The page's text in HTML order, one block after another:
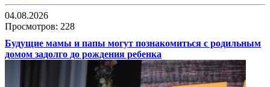
04.08.2026
Просмотров: 228
Будущие мамы и папы могут познакомиться с родильным
домом задолго до рождения ребенка